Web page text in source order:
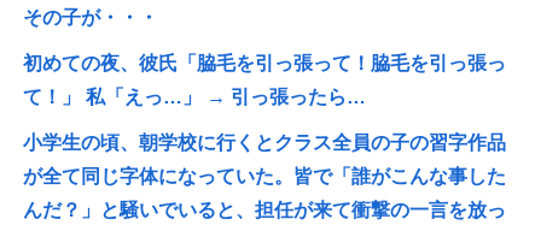
その子が・・・
初めての夜、彼氏「脇毛を引っ張って！脇毛を引っ張っ
て！」 私「えっ…」 → 引っ張ったら…
小学生の頃、朝学校に行くとクラス全員の子の習字作品
が全て同じ字体になっていた。皆で「誰がこんな事した
んだ？」と騒いでいると、担任が来て衝撃の一言を放っ